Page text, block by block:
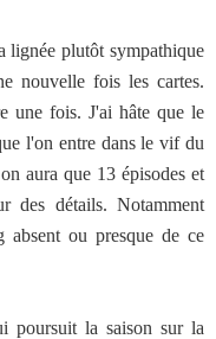
lignée plutôt sympathique
nouvelle fois les cartes.
une fois. J'ai hâte que le
l'on entre dans le vif du
aura que 13 épisodes et
des détails. Notamment
ou presque de ce
poursuit la saison sur la